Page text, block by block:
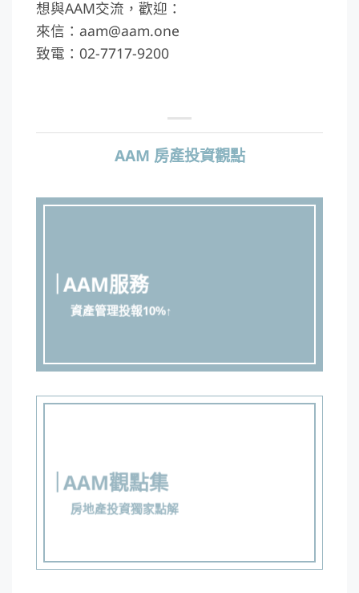
想與AAM交流，歡迎：
來信：aam@aam.one
致電：02-7717-9200
AAM 房產投資觀點
AAM服務
資產管理投報10%↑
AAM觀點集
房地產投資獨家點解